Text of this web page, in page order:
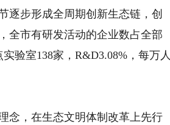
逐步形成全周期创新生态链，创
全市有研发活动的企业数占全部
验室138家，R&D3.08%，每万人
，在生态文明体制改革上先行